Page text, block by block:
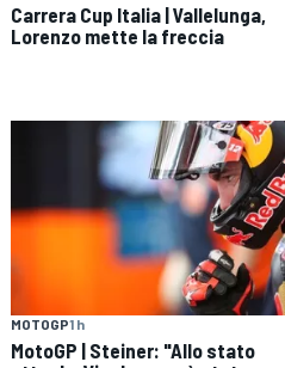
Carrera Cup Italia | Vallelunga,
Lorenzo mette la freccia
MOTOGP1 h
MotoGP | Steiner: "Allo stato